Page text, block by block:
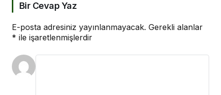
Bir Cevap Yaz
E-posta adresiniz yayınlanmayacak. Gerekli alanlar
* ile işaretlenmişlerdir